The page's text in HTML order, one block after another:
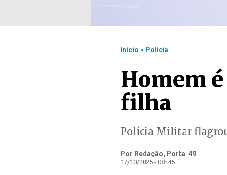
Início . Polícia
Homem
filha
Polícia Militar
Por Redação, Portal 49
17/10/2025 - 08h45